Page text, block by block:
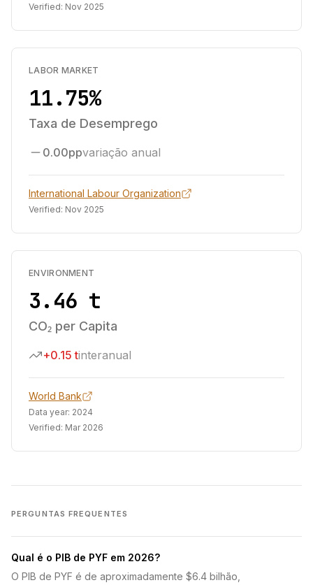
Verified: Nov 2025
LABOR MARKET
11.75%
Taxa de Desemprego
0.00ppvariação anual
International Labour Organization
Verified: Nov 2025
ENVIRONMENT
3.46 t
CO₂ per Capita
+0.15 tinteranual
World Bank
Data year: 2024
Verified: Mar 2026
PERGUNTAS FREQUENTES
Qual é o PIB de PYF em 2026?
O PIB de PYF é de aproximadamente $6.4 bilhão,